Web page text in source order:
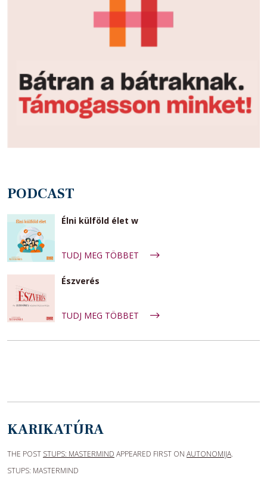
PODCAST
Élni külföld élet w
TUDJ MEG TÖBBET
Észverés
TUDJ MEG TÖBBET
KARIKATÚRA
THE POST STUPS: MASTERMIND APPEARED FIRST ON AUTONOMIJA.
STUPS: MASTERMIND